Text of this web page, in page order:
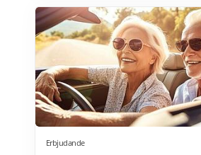
nyckeln och njuta av ljudet när
hästkrafter ryter till bakom
rullar man lycklig iväg på en
som sportbilsförare. Läs mer
erbjudandet i Stockholm,
Borås, Gävle, Jönköping,
Västerås, Örebro här>>>
Erbjudande